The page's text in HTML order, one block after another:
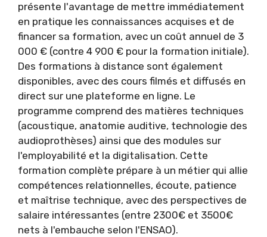
présente l'avantage de mettre immédiatement
en pratique les connaissances acquises et de
financer sa formation, avec un coût annuel de 3
000 € (contre 4 900 € pour la formation initiale).
Des formations à distance sont également
disponibles, avec des cours filmés et diffusés en
direct sur une plateforme en ligne. Le
programme comprend des matières techniques
(acoustique, anatomie auditive, technologie des
audioprothèses) ainsi que des modules sur
l'employabilité et la digitalisation. Cette
formation complète prépare à un métier qui allie
compétences relationnelles, écoute, patience
et maîtrise technique, avec des perspectives de
salaire intéressantes (entre 2300€ et 3500€
nets à l'embauche selon l'ENSAO).